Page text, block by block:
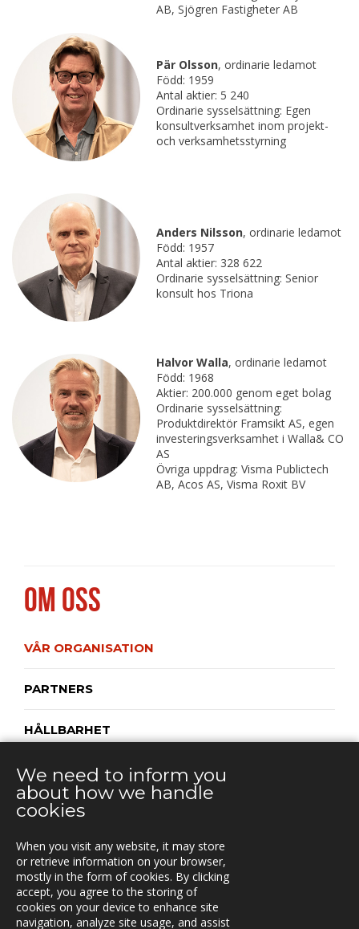
AB, Sjögren Fastigheter AB
Pär Olsson, ordinarie ledamot
Född: 1959
Antal aktier: 5 240
Ordinarie sysselsättning: Egen
konsultverksamhet inom projekt-
och verksamhetsstyrning
Anders Nilsson, ordinarie ledamot
Född: 1957
Antal aktier: 328 622
Ordinarie sysselsättning: Senior
konsult hos Triona
Halvor Walla, ordinarie ledamot
Född: 1968
Aktier: 200.000 genom eget bolag
Ordinarie sysselsättning:
Produktdirektör Framsikt AS, egen
investeringsverksamhet i Walla& CO
AS
Övriga uppdrag: Visma Publictech
AB, Acos AS, Visma Roxit BV
OM OSS
VÅR ORGANISATION
PARTNERS
HÅLLBARHET
LEDNINGSSYSTEM FÖR KVALITET
PRIVACY POLICY
KONTAKT
Box 762, S-781 27 Borlänge,
Sweden
We need to inform you
about how we handle
cookies
When you visit any website, it may store
or retrieve information on your browser,
mostly in the form of cookies. By clicking
accept, you agree to the storing of
cookies on your device to enhance site
navigation, analyze site usage, and assist